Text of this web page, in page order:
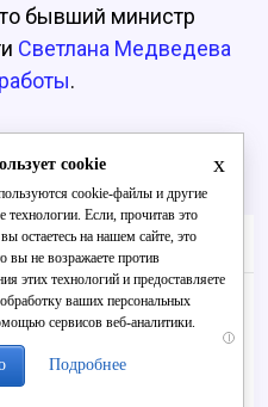
бывший министр
Светлана Медведева
.
БПЛА
i
Что люди
x
cookie
cookie-файлы и другие
технологии. Если, прочитав это
остаетесь на нашем сайте, это
вы не возражаете против
этих технологий и предоставляете
обработку ваших персональных
сервисов веб-аналитики.
Подробнее